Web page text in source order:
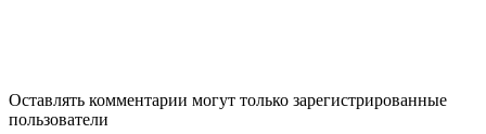
Оставлять комментарии могут только зарегистрированные
пользователи